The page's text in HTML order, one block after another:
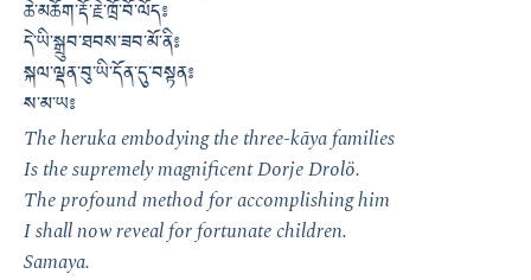
ཆེ་མཆོག་རྡོ་རྗེ་ཁྲོ་བོ་ལོད༔
དེ་ཡི་སྒྲུབ་ཐབས་ཟབ་མོ་ནི༔
སྐལ་ལྡན་བུ་ཡི་དོན་དུ་བསྟན༔
ས་མ་ཡ༔
The heruka embodying the three-kāya families
Is the supremely magnificent Dorje Drolö.
The profound method for accomplishing him
I shall now reveal for fortunate children.
Samaya.